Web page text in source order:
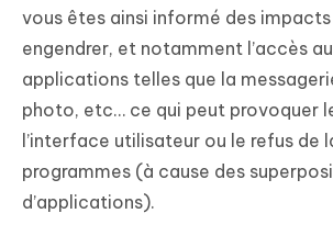
vous êtes ainsi informé des impacts
engendrer, et notamment l’accès
applications telles que la
photo, etc… ce qui peut provoquer
l’interface utilisateur ou le refus de
programmes (à cause des
d’applications).